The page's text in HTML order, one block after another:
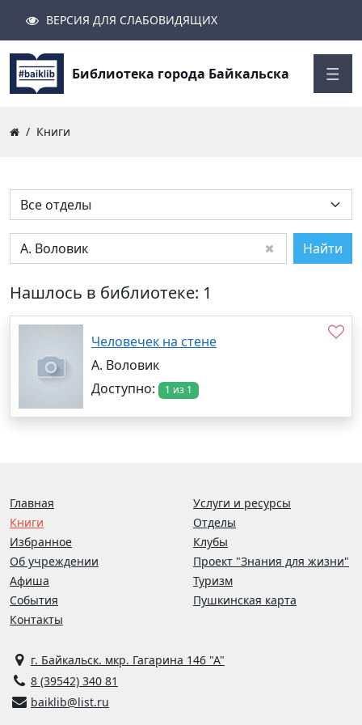
Найти
Нашлось в библиотеке: 1
Человечек на стене
А. Воловик
Доступно:
1 из 1
Поиск
Найти
ВЕРСИЯ ДЛЯ СЛАБОВИДЯЩИХ
Библиотека города Байкальска
Книги
г. Байкальск. мкр. Гагарина 146 "А"
8 (39542) 340 81
baiklib@list.ru
Главная
Книги
Избранное
Об учреждении
Афиша
События
Контакты
Услуги и ресурсы
Отделы
Клубы
Проект "Знания для жизни"
Туризм
Пушкинская карта